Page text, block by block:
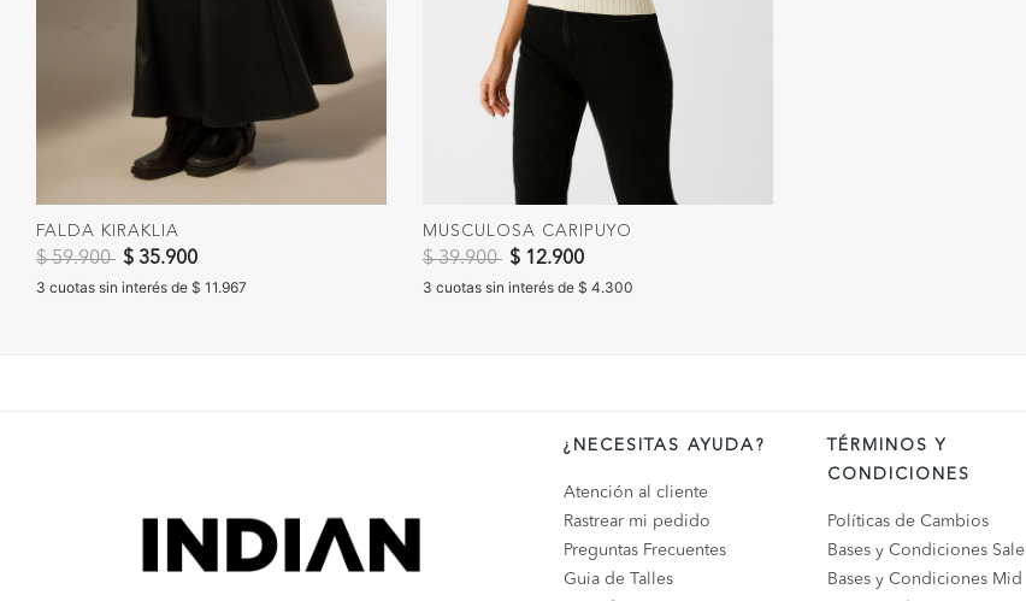
FALDA KIRAKLIA
Precio reducido de
$ 59.900a$ 35.900
3 cuotas sin interés de $ 11.967
MUSCULOSA CARIPUYO
Precio reducido de
$ 39.900a$ 12.900
3 cuotas sin interés de $ 4.300
¿NECESITAS AYUDA?
Atención al cliente
Rastrear mi pedido
Preguntas Frecuentes
Guia de Talles
TÉRMINOS Y
CONDICIONES
Políticas de Cambios
Bases y Condiciones Sale
Bases y Condiciones Mid